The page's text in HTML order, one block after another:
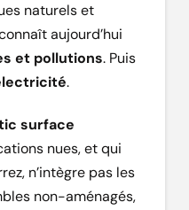
naturels et
aujourd’hui
et pollutions. Puis
.
surface
nues, et qui
n’intègre pas les
non-aménagés,